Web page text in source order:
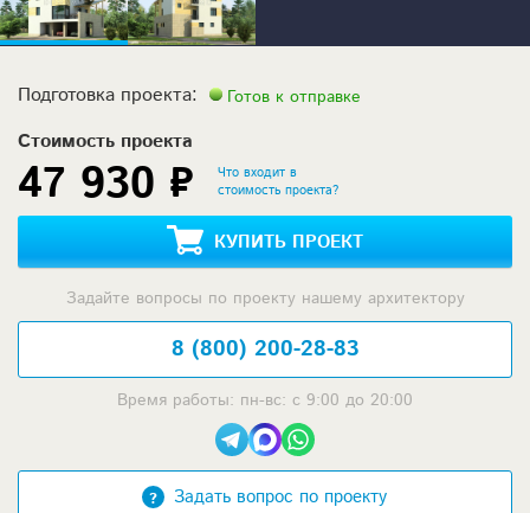
Подготовка проекта: Готов к отправке
Стоимость проекта
47 930 ₽
Что входит в
стоимость проекта?
КУПИТЬ ПРОЕКТ
Задайте вопросы по проекту нашему архитектору
8 (800) 200-28-83
Время работы: пн-вс: с 9:00 до 20:00
Задать вопрос по проекту